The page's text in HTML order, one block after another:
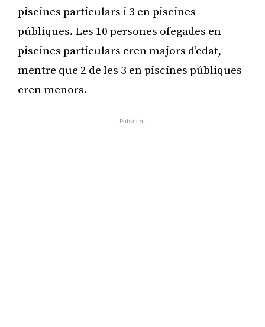
piscines particulars i 3 en piscines
públiques. Les 10 persones ofegades en
piscines particulars eren majors d’edat,
mentre que 2 de les 3 en piscines públiques
eren menors.
Publicitat